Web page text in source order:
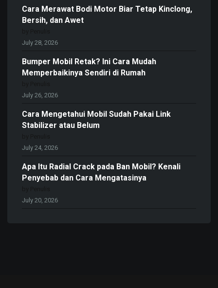
Cara Merawat Bodi Motor Biar Tetap Kinclong,
Bersih, dan Awet
July 28, 2026
Bumper Mobil Retak? Ini Cara Mudah
Memperbaikinya Sendiri di Rumah
July 26, 2026
Cara Mengetahui Mobil Sudah Pakai Link
Stabilizer atau Belum
July 24, 2026
Apa Itu Radial Crack pada Ban Mobil? Kenali
Penyebab dan Cara Mengatasinya
July 20, 2026